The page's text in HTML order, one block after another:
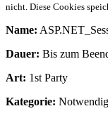
nicht. Diese Cookies
Name:
Dauer: Bis zum
Art: 1st Party
Kategorie: Notwendig